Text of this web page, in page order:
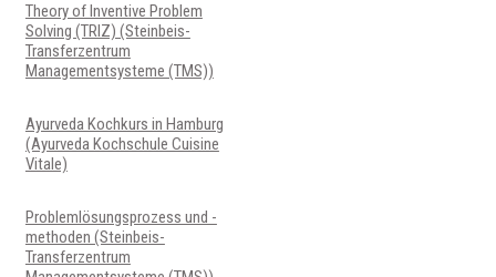
Theory of Inventive Problem
Solving (TRIZ) (Steinbeis-
Transferzentrum
Managementsysteme (TMS))
Ayurveda Kochkurs in Hamburg
(Ayurveda Kochschule Cuisine
Vitale)
Problemlösungsprozess und -
methoden (Steinbeis-
Transferzentrum